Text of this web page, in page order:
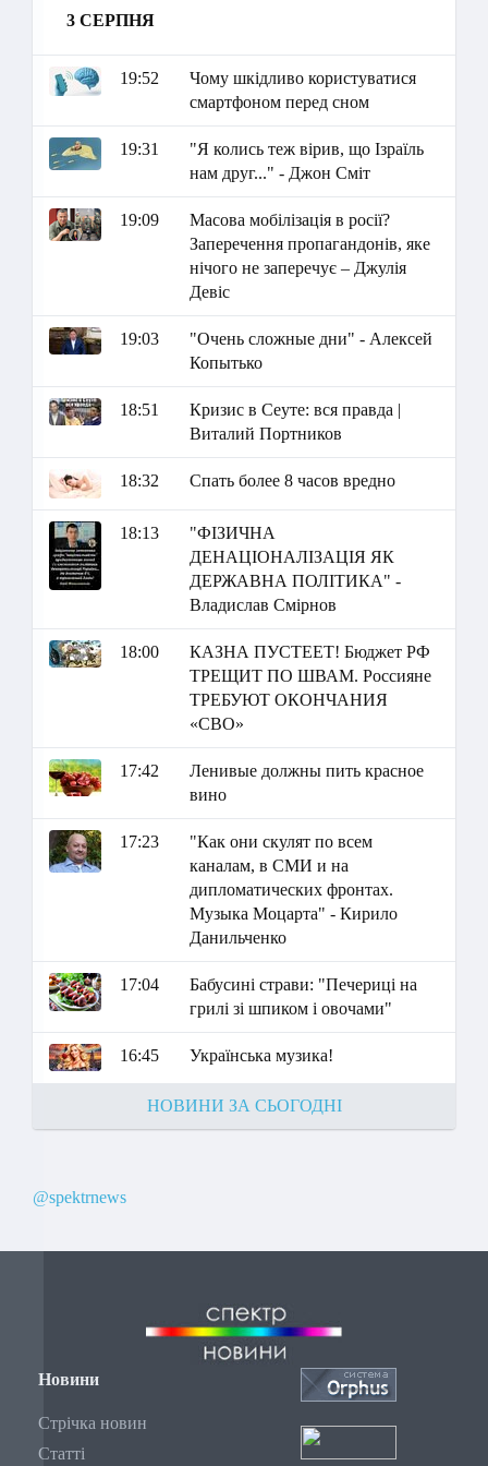
3 СЕРПНЯ
19:52
Чому шкідливо користуватися
смартфоном перед сном
19:31
"Я колись теж вірив, що Ізраїль
нам друг..." - Джон Сміт
19:09
Масова мобілізація в росії?
Заперечення пропагандонів, яке
нічого не заперечує – Джулія
Девіс
19:03
"Очень сложные дни" - Алексей
Копытько
18:51
Кризис в Сеуте: вся правда |
Виталий Портников
18:32 Спать более 8 часов вредно
18:13
"ФІЗИЧНА
ДЕНАЦІОНАЛІЗАЦІЯ ЯК
ДЕРЖАВНА ПОЛІТИКА" -
Владислав Смірнов
18:00
КАЗНА ПУСТЕЕТ! Бюджет РФ
ТРЕЩИТ ПО ШВАМ. Россияне
ТРЕБУЮТ ОКОНЧАНИЯ
«СВО»
17:42
Ленивые должны пить красное
вино
17:23
"Как они скулят по всем
каналам, в СМИ и на
дипломатических фронтах.
Музыка Моцарта" - Кирило
Данильченко
17:04
Бабусині страви: "Печериці на
грилі зі шпиком і овочами"
16:45 Українська музика!
НОВИНИ ЗА СЬОГОДНІ
@spektrnews
Новини
Стрічка новин
Статті